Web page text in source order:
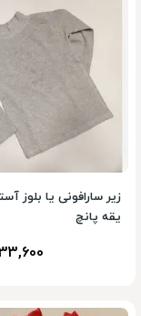
زیر سارافونی یا بلوز
یقه پانچ